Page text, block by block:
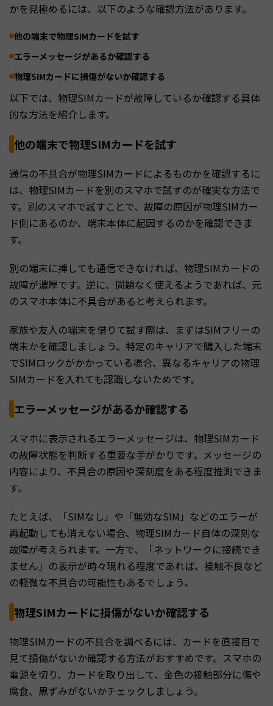
かを見極めるには、以下のような確認方法があります。
他の端末で物理SIMカードを試す
エラーメッセージがあるか確認する
物理SIMカードに損傷がないか確認する
以下では、物理SIMカードが故障しているか確認する具体
的な方法を紹介します。
他の端末で物理SIMカードを試す
通信の不具合が物理SIMカードによるものかを確認するに
は、物理SIMカードを別のスマホで試すのが確実な方法で
す。別のスマホで試すことで、故障の原因が物理SIMカー
ド側にあるのか、端末本体に起因するのかを確認できま
す。
別の端末に挿しても通信できなければ、物理SIMカードの
故障が濃厚です。逆に、問題なく使えるようであれば、元
のスマホ本体に不具合があると考えられます。
家族や友人の端末を借りて試す際は、まずはSIMフリーの
端末かを確認しましょう。特定のキャリアで購入した端末
でSIMロックがかかっている場合、異なるキャリアの物理
SIMカードを入れても認識しないためです。
エラーメッセージがあるか確認する
スマホに表示されるエラーメッセージは、物理SIMカード
の故障状態を判断する重要な手がかりです。メッセージの
内容により、不具合の原因や深刻度をある程度推測できま
す。
たとえば、「SIMなし」や「無効なSIM」などのエラーが
再起動しても消えない場合、物理SIMカード自体の深刻な
故障が考えられます。一方で、「ネットワークに接続でき
ません」の表示が時々現れる程度であれば、接触不良など
の軽微な不具合の可能性もあるでしょう。
物理SIMカードに損傷がないか確認する
物理SIMカードの不具合を調べるには、カードを直接目で
見て損傷がないか確認する方法がおすすめです。スマホの
電源を切り、カードを取り出して、金色の接触部分に傷や
腐食、黒ずみがないかチェックしましょう。